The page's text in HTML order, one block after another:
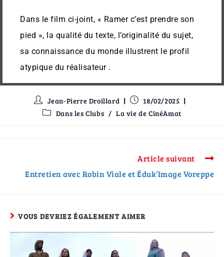
Dans le film ci-joint, « Ramer c’est prendre son
pied », la qualité du texte, l’originalité du sujet,
sa connaissance du monde illustrent le profil
atypique du réalisateur .
Jean-Pierre Droillard
18/02/2025
Dans les Clubs / La vie de CinéAmat
Article suivant
Entretien avec Robin Viale et Éduk’Image Voreppe
VOUS DEVRIEZ ÉGALEMENT AIMER